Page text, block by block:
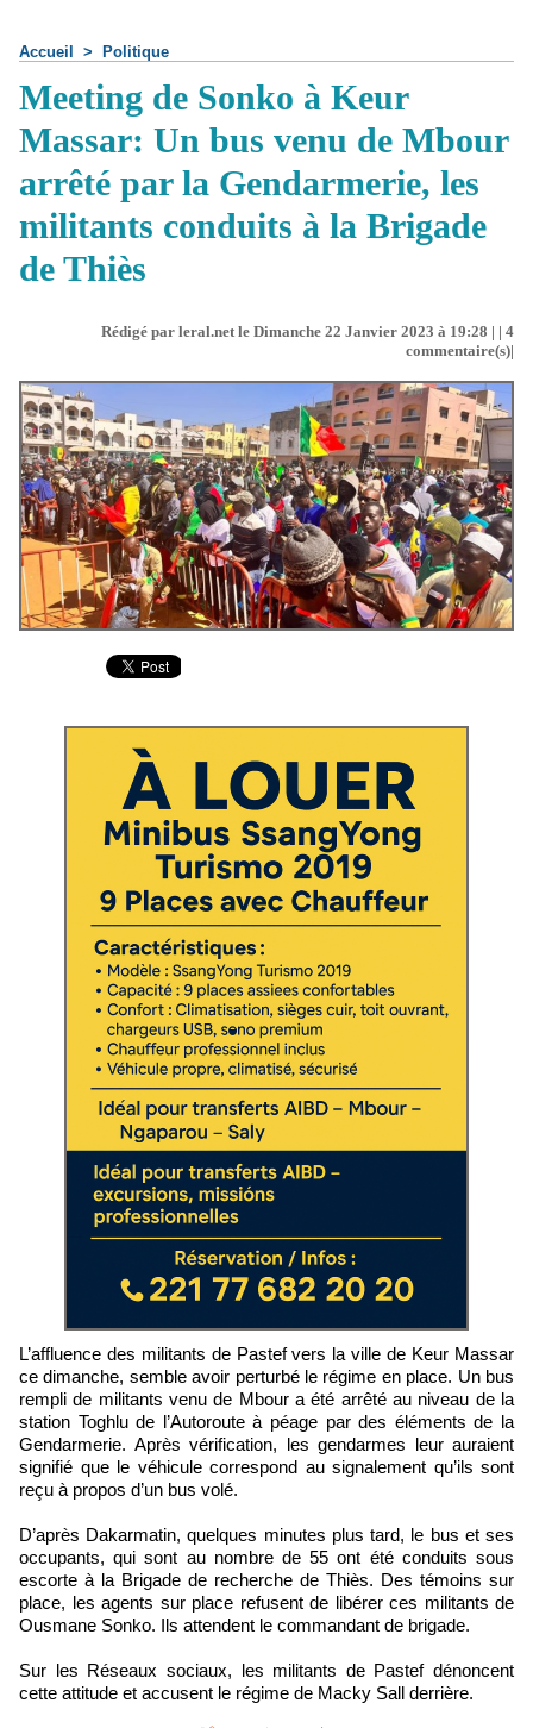
Accueil > Politique
Meeting de Sonko à Keur
Massar: Un bus venu de Mbour
arrêté par la Gendarmerie, les
militants conduits à la Brigade
de Thiès
Rédigé par leral.net le Dimanche 22 Janvier 2023 à 19:28 | | 4
commentaire(s)|
L’affluence des militants de Pastef vers la ville de Keur Massar
ce dimanche, semble avoir perturbé le régime en place. Un bus
rempli de militants venu de Mbour a été arrêté au niveau de la
station Toghlu de l’Autoroute à péage par des éléments de la
Gendarmerie. Après vérification, les gendarmes leur auraient
signifié que le véhicule correspond au signalement qu’ils sont
reçu à propos d’un bus volé.
D’après Dakarmatin, quelques minutes plus tard, le bus et ses
occupants, qui sont au nombre de 55 ont été conduits sous
escorte à la Brigade de recherche de Thiès. Des témoins sur
place, les agents sur place refusent de libérer ces militants de
Ousmane Sonko. Ils attendent le commandant de brigade.
Sur les Réseaux sociaux, les militants de Pastef dénoncent
cette attitude et accusent le régime de Macky Sall derrière.